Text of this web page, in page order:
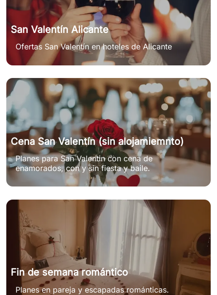
San Valentín Alicante
Ofertas San Valentín en hoteles de Alicante
Cena San Valentín (sin alojamiemnto)
Planes para San Valentin con cena de
enamorados, con y sin fiesta y baile.
Fin de semana romántico
Planes en pareja y escapadas románticas.